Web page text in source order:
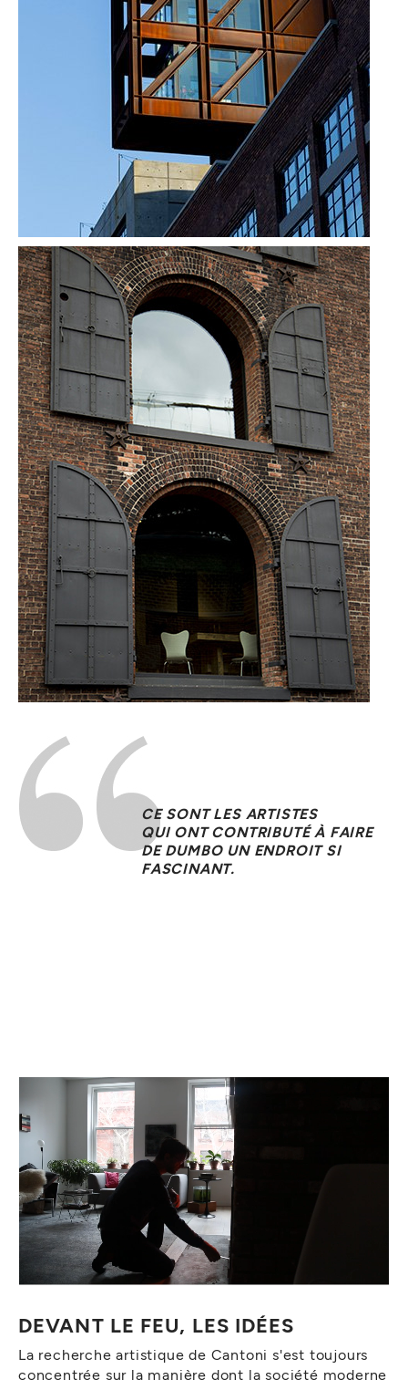
CE SONT LES ARTISTES
QUI ONT CONTRIBUTÉ À FAIRE
DE DUMBO UN ENDROIT SI
FASCINANT.
DEVANT LE FEU, LES IDÉES
La recherche artistique de Cantoni s'est toujours
concentrée sur la manière dont la société moderne